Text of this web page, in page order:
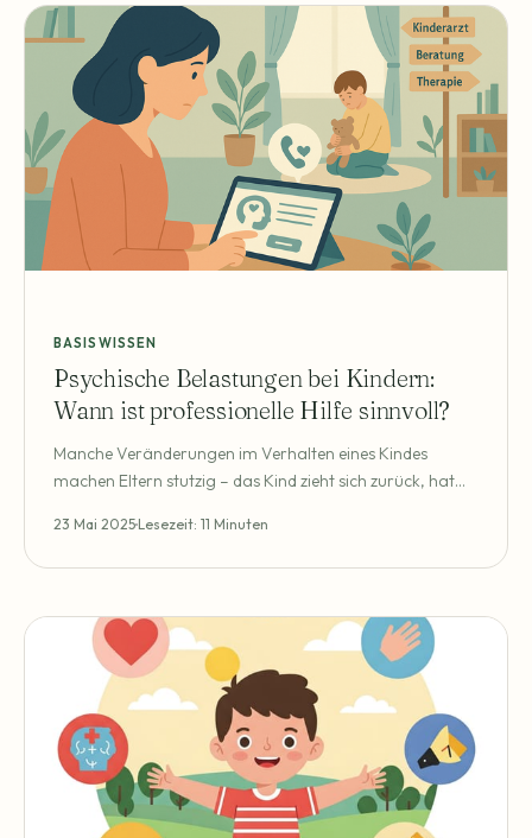
BASISWISSEN
Psychische Belastungen bei Kindern:
Wann ist professionelle Hilfe sinnvoll?
Manche Veränderungen im Verhalten eines Kindes
machen Eltern stutzig – das Kind zieht sich zurück, hat
Bauchschmerzen, ohne dass ein körperlicher Grund
erkennbar ist. Ist das noch normal? Oder steckt mehr
Frage: „Muss ich mir
23 Mai 2025 Lesezeit: 11 Minuten